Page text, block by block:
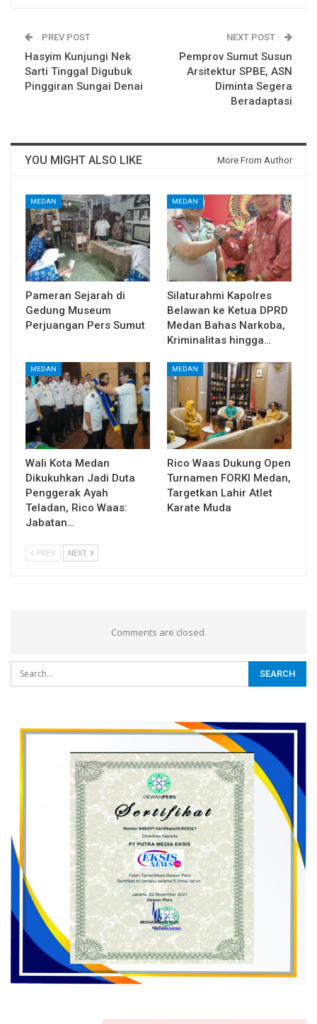
PREV POST
Hasyim Kunjungi Nek
Sarti Tinggal Digubuk
Pinggiran Sungai Denai
NEXT POST
Pemprov Sumut Susun
Arsitektur SPBE, ASN
Diminta Segera
Beradaptasi
YOU MIGHT ALSO LIKE More From Author
MEDAN
Pameran Sejarah di
Gedung Museum
Perjuangan Pers Sumut
MEDAN
Silaturahmi Kapolres
Belawan ke Ketua DPRD
Medan Bahas Narkoba,
Kriminalitas hingga…
MEDAN
Wali Kota Medan
Dikukuhkan Jadi Duta
Penggerak Ayah
Teladan, Rico Waas:
Jabatan…
MEDAN
Rico Waas Dukung Open
Turnamen FORKI Medan,
Targetkan Lahir Atlet
Karate Muda
PREV NEXT
Comments are closed.